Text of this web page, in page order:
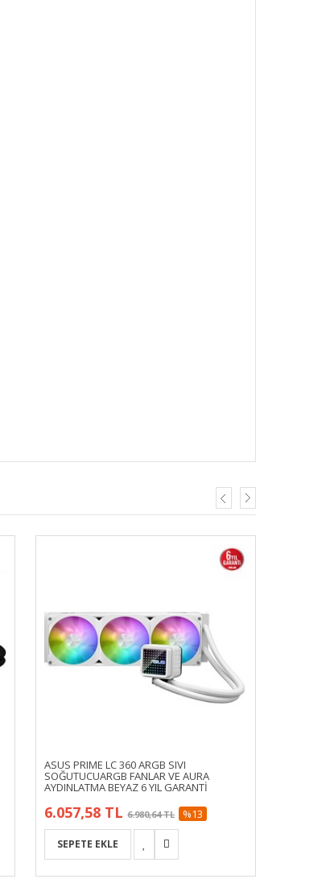
ASUS PRIME LC 360 ARGB SIVI
SOĞUTUCUARGB FANLAR VE AURA
AYDINLATMA BEYAZ 6 YIL GARANTİ
6.057,58 TL 6.980,64 TL %13